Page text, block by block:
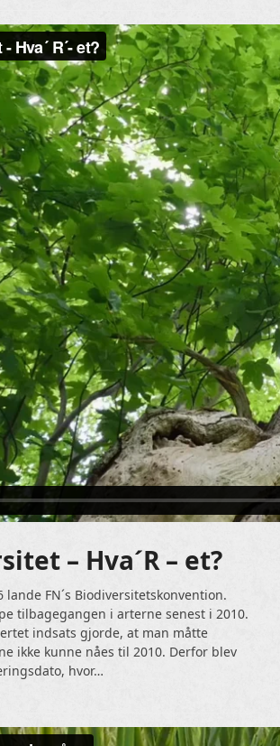
– Hva´R – et?
lande FN´s Biodiversitetskonvention.
tilbagegangen i arterne senest i 2010.
indsats gjorde, at man måtte
ikke kunne nåes til 2010. Derfor blev
hvor…